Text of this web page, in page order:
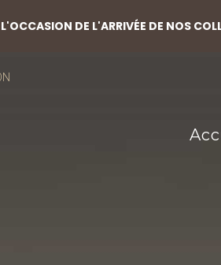
DE L'ARRIVÉE DE NOS